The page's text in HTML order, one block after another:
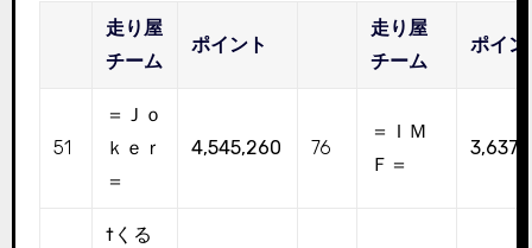
走り屋
チーム
ポイント
走り屋
チーム
ポイン
51
＝Ｊｏ
ｋｅｒ
＝
4,545,260 76
＝ＩＭ
Ｆ＝
†くる